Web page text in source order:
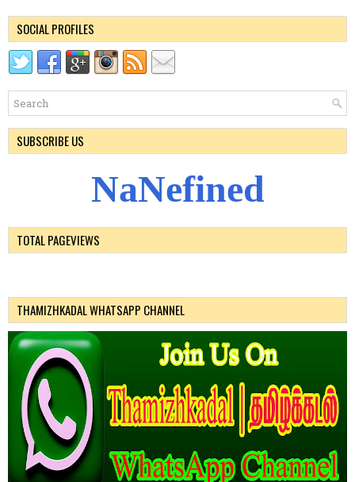
SOCIAL PROFILES
SUBSCRIBE US
NaNefined
TOTAL PAGEVIEWS
THAMIZHKADAL WHATSAPP CHANNEL